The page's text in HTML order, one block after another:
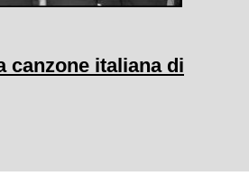
canzone italiana di